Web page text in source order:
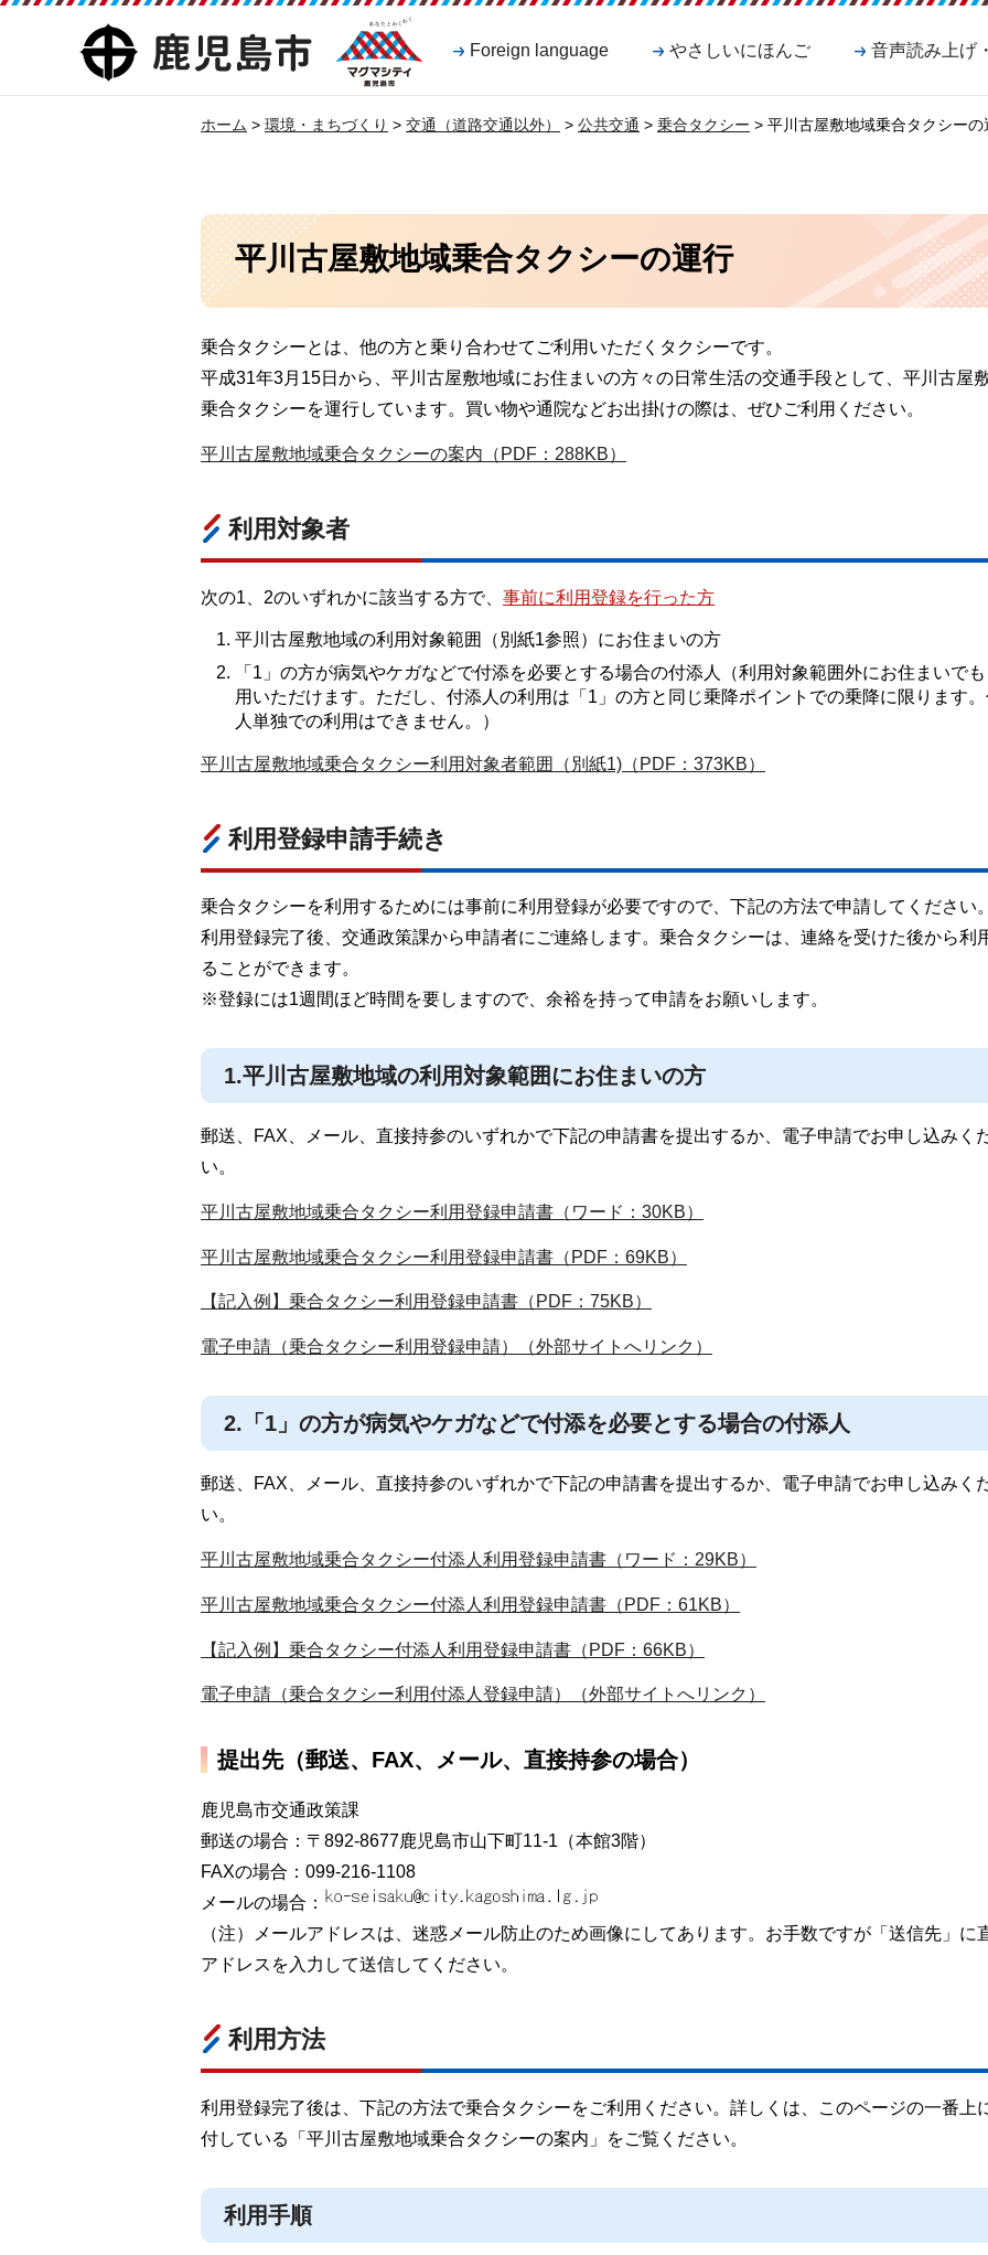
鹿児島市
マグマシティ
鹿児島市
Foreign language やさしいにほんご 音声読み上げ
ホーム > 環境・まちづくり > 交通（道路交通以外） > 公共交通 > 乗合タクシー > 平川古屋敷地域乗合タクシーの
平川古屋敷地域乗合タクシーの運行
乗合タクシーとは、他の方と乗り合わせてご利用いただくタクシーです。
平成31年3月15日から、平川古屋敷地域にお住まいの方々の日常生活の交通手段として、平川古屋
乗合タクシーを運行しています。買い物や通院などお出掛けの際は、ぜひご利用ください。
平川古屋敷地域乗合タクシーの案内（PDF：288KB）
利用対象者
次の1、2のいずれかに該当する方で、 事前に利用登録を行った方
平川古屋敷地域の利用対象範囲（別紙1参照）にお住まいの方
「1」の方が病気やケガなどで付添を必要とする場合の付添人（利用対象範囲外にお住まいで
用いただけます。ただし、付添人の利用は「1」の方と同じ乗降ポイントでの乗降に限ります
人単独での利用はできません。）
平川古屋敷地域乗合タクシー利用対象者範囲（別紙1)（PDF：373KB）
利用登録申請手続き
乗合タクシーを利用するためには事前に利用登録が必要ですので、下記の方法で申請してください
利用登録完了後、交通政策課から申請者にご連絡します。乗合タクシーは、連絡を受けた後から利
ることができます。
※登録には1週間ほど時間を要しますので、余裕を持って申請をお願いします。
1.平川古屋敷地域の利用対象範囲にお住まいの方
郵送、FAX、メール、直接持参のいずれかで下記の申請書を提出するか、電子申請でお申し込みく
い。
平川古屋敷地域乗合タクシー利用登録申請書（ワード：30KB）
平川古屋敷地域乗合タクシー利用登録申請書（PDF：69KB）
【記入例】乗合タクシー利用登録申請書（PDF：75KB）
電子申請（乗合タクシー利用登録申請）（外部サイトへリンク）
2.「1」の方が病気やケガなどで付添を必要とする場合の付添人
郵送、FAX、メール、直接持参のいずれかで下記の申請書を提出するか、電子申請でお申し込みく
い。
平川古屋敷地域乗合タクシー付添人利用登録申請書（ワード：29KB）
平川古屋敷地域乗合タクシー付添人利用登録申請書（PDF：61KB）
【記入例】乗合タクシー付添人利用登録申請書（PDF：66KB）
電子申請（乗合タクシー利用付添人登録申請）（外部サイトへリンク）
提出先（郵送、FAX、メール、直接持参の場合）
鹿児島市交通政策課
郵送の場合：〒892-8677鹿児島市山下町11-1（本館3階）
FAXの場合：099-216-1108
メールの場合：
（注）メールアドレスは、迷惑メール防止のため画像にしてあります。お手数ですが「送信先」に
アドレスを入力して送信してください。
利用方法
利用登録完了後は、下記の方法で乗合タクシーをご利用ください。詳しくは、このページの一番上
付している「平川古屋敷地域乗合タクシーの案内」をご覧ください。
利用手順